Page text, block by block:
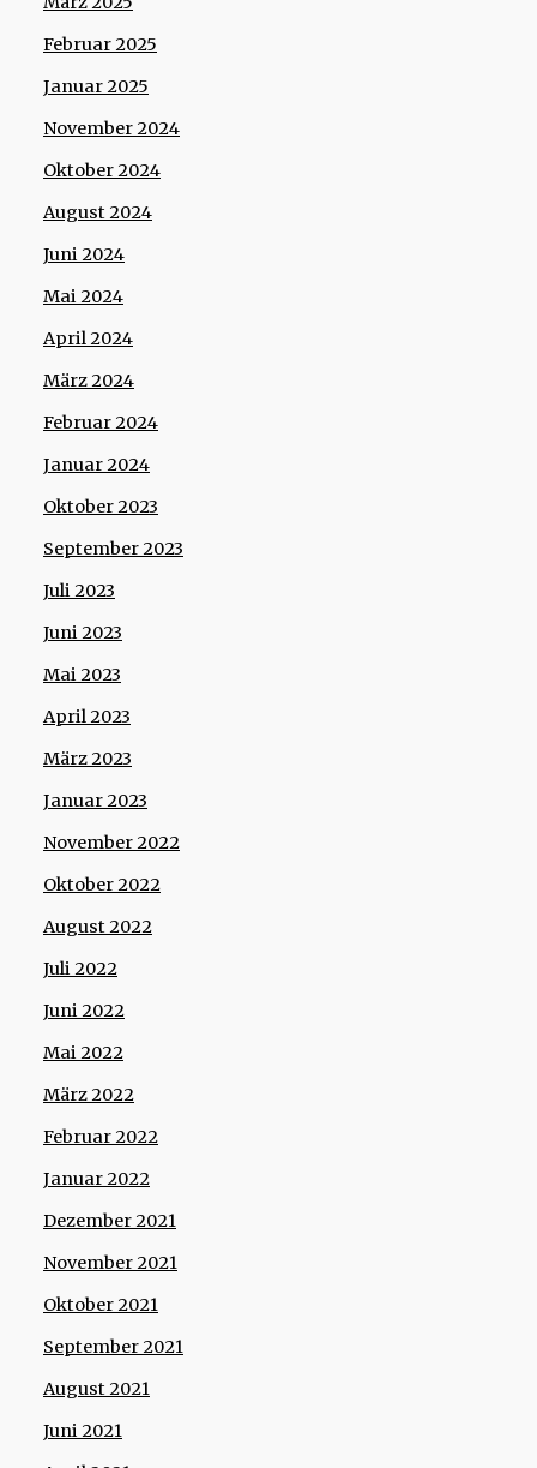
Februar 2025
Januar 2025
November 2024
Oktober 2024
August 2024
Juni 2024
Mai 2024
April 2024
März 2024
Februar 2024
Januar 2024
Oktober 2023
September 2023
Juli 2023
Juni 2023
Mai 2023
April 2023
März 2023
Januar 2023
November 2022
Oktober 2022
August 2022
Juli 2022
Juni 2022
Mai 2022
März 2022
Februar 2022
Januar 2022
Dezember 2021
November 2021
Oktober 2021
September 2021
August 2021
Juni 2021